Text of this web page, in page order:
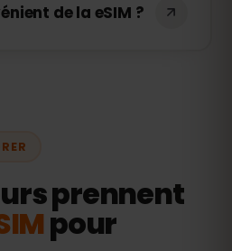
de la eSIM ?
data — vos appels
(WhatsApp).
: rien à insérer,
prennent
pour